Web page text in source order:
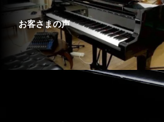
お客さまの声